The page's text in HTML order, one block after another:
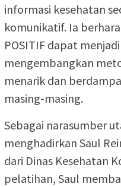
informasi kesehatan
komunikatif. Ia
POSITIF dapat
mengembangkan
menarik dan
masing-masing.
Sebagai narasumber
menghadirkan Saul
dari Dinas Kesehatan
pelatihan, Saul